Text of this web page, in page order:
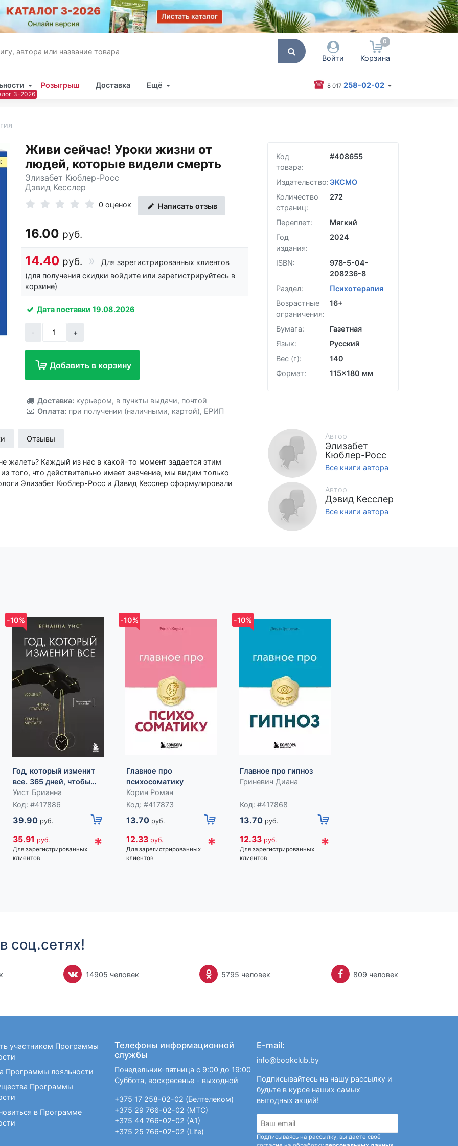
Войти
Запомнить меня
Согласен на обработку
персональных данных
Войти
Забыли пароль?
0
Корзина
Розыгрыш Доставка Ещё 8 017 258-02-02
Живи сейчас! Уроки жизни от
людей, которые видели смерть
Элизабет Кюблер-Росс
Дэвид Кесслер
0 оценок Написать отзыв
16.00 руб.
14.40 руб.
Для зарегистрированных клиентов
(для получения скидки войдите или зарегистрируйтесь в
корзине)
Дата поставки 19.08.2026
- +
Добавить в корзину
Доставка: курьером, в пункты выдачи, почтой
Оплата: при получении (наличными, картой), ЕРИП
Код
товара:
#408655
Издательство: ЭКСМО
Количество
страниц:
272
Переплет:
Мягкий
Год
издания:
2024
ISBN:
978-5-04-
208236-8
Раздел:
Психотерапия
Возрастные
ограничения:
16+
Бумага:
Газетная
Язык:
Русский
Вес (г):
140
Формат:
115x180 мм
Отзывы
жалеть? Каждый из нас в какой-то момент задается этим
того, что действительно имеет значение, мы видим только
Элизабет Кюблер-Росс и Дэвид Кесслер сформулировали
об убегающем времени и страхе. Эти уроки – опыт жизни
лет на пороге смерти. И потому они бесценны.
Автор
Элизабет
Кюблер-Росс
Все книги автора
Автор
Дэвид Кесслер
Все книги автора
-10%
Год, который изменит
все. 365 дней, чтобы
стать тем, кем вы
мечтаете
Уист Брианна
Код: #417886
39.90 руб.
35.91 руб.
Для зарегистрированных
клиентов
*
-10%
Главное про
психосоматику
Корин Роман
Код: #417873
13.70 руб.
12.33 руб.
Для зарегистрированных
клиентов
*
-10%
Главное про гипноз
Гриневич Диана
Код: #417868
13.70 руб.
12.33 руб.
Для зарегистрированных
клиентов
*
соц.сетях!
14905 человек 5795 человек 809 человек
участником Программы
Программы лояльности
Программы
в Программе
Телефоны информационной
службы
Понедельник-пятница с 9:00 до 19:00
Суббота, воскресенье - выходной
+375 17 258-02-02 (Белтелеком)
+375 29 766-02-02 (МТС)
+375 44 766-02-02 (А1)
+375 25 766-02-02 (Life)
E-mail:
info@bookclub.by
Подписывайтесь на нашу рассылку и
будьте в курсе наших самых
выгодных акций!
Подписываясь на рассылку, вы даете своё